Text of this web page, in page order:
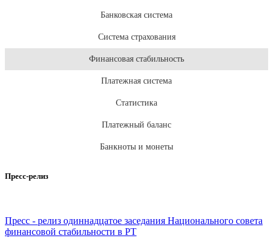
Банковская система
Система страхования
Финансовая стабильность
Платежная система
Статистика
Платежный баланс
Банкноты и монеты
Пресс-релиз
Пресс - релиз одиннадцатое заседания Национального совета
финансовой стабильности в РТ